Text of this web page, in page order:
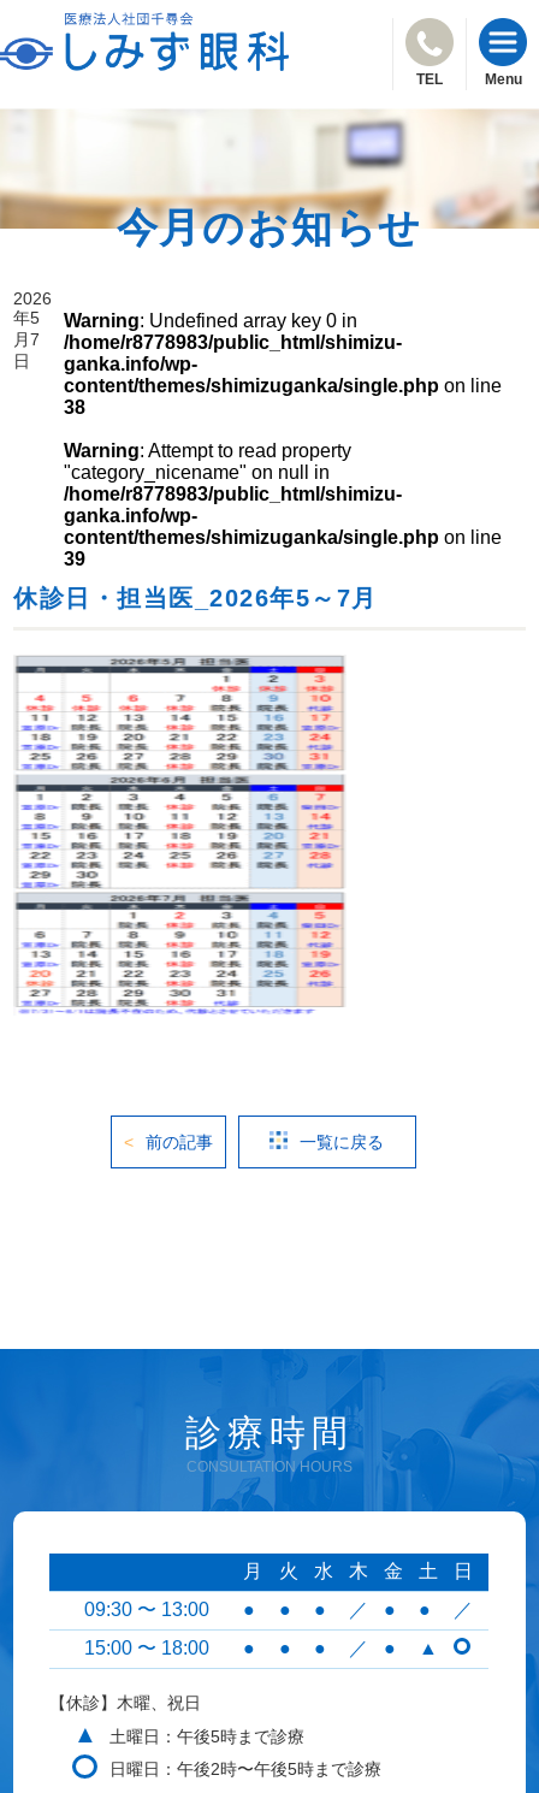
TEL Menu
今月のお知らせ
2026
年5
月7
日
Warning: Undefined array key 0 in
/home/r8778983/public_html/shimizu-
ganka.info/wp-
content/themes/shimizuganka/single.php on line
38
Warning: Attempt to read property
"category_nicename" on null in
/home/r8778983/public_html/shimizu-
ganka.info/wp-
content/themes/shimizuganka/single.php on line
39
休診日・担当医_2026年5～7月
前の記事 一覧に戻る
診療時間
CONSULTATION HOURS
月 火 水 木 金 土
日
09:30 〜 13:00
● ● ● ／ ● ●
／
15:00 〜 18:00
● ● ● ／ ● ▲
【休診】木曜、祝日
▲
土曜日：午後5時まで診療
日曜日：午後2時〜午後5時まで診療